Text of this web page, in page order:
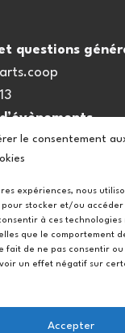
le consentement
expériences, nous
pour stocker et/ou
à ces technologies
que le comportement
fait de ne pas consentir
un effet négatif sur
Accepter
questions
(UE)